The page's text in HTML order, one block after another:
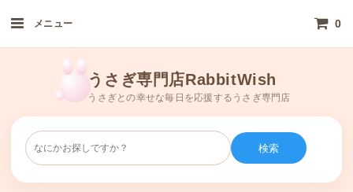
メニュー 0
うさぎ専門店RabbitWish
うさぎとの幸せな毎日を応援するうさぎ専門店
検索